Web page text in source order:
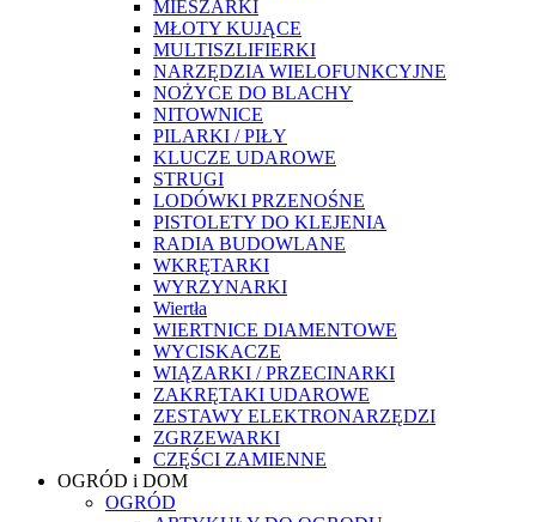
MIESZARKI
MŁOTY KUJĄCE
MULTISZLIFIERKI
NARZĘDZIA WIELOFUNKCYJNE
NOŻYCE DO BLACHY
NITOWNICE
PILARKI / PIŁY
KLUCZE UDAROWE
STRUGI
LODÓWKI PRZENOŚNE
PISTOLETY DO KLEJENIA
RADIA BUDOWLANE
WKRĘTARKI
WYRZYNARKI
Wiertła
WIERTNICE DIAMENTOWE
WYCISKACZE
WIĄZARKI / PRZECINARKI
ZAKRĘTAKI UDAROWE
ZESTAWY ELEKTRONARZĘDZI
ZGRZEWARKI
CZĘŚCI ZAMIENNE
OGRÓD i DOM
OGRÓD